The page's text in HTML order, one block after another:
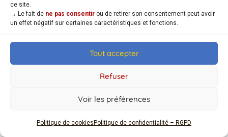
ce site.
→ Le fait de ne pas consentir ou de retirer son consentement peut avoir
un effet négatif sur certaines caractéristiques et fonctions.
Tout accepter
Refuser
Voir les préférences
Politique de cookies Politique de confidentialité – RGPD